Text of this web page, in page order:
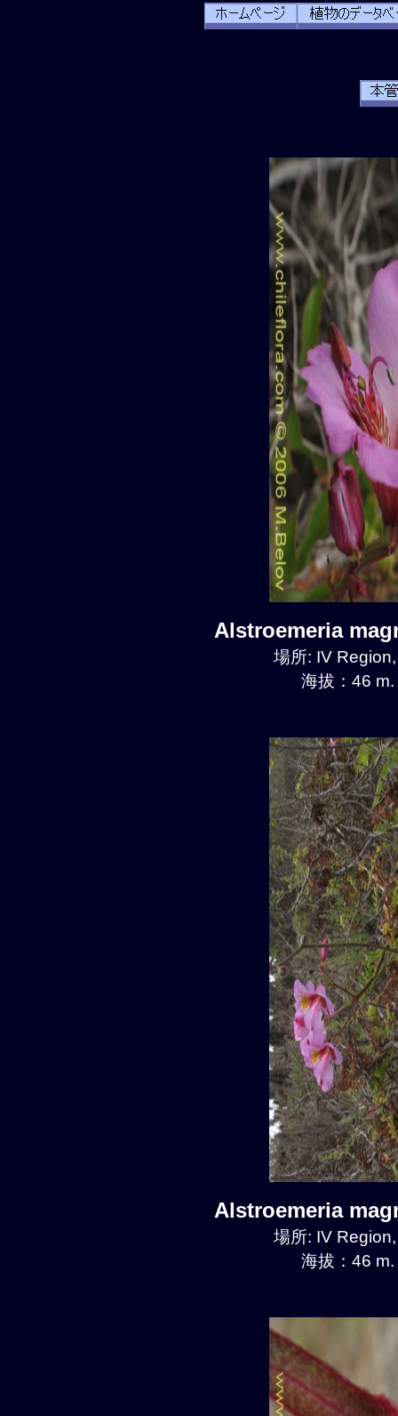
Alstroemeria
場所: IV
海拔：46
Alstroemeria
場所: IV
海拔：46